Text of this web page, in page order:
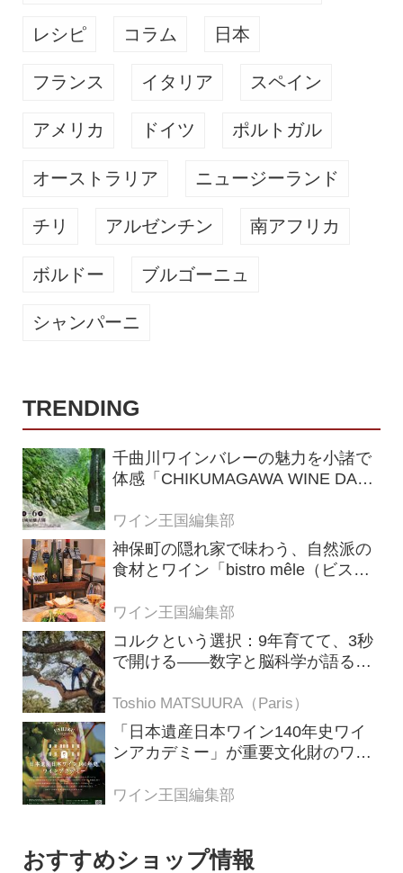
レシピ コラム 日本
フランス イタリア スペイン
アメリカ ドイツ ポルトガル
オーストラリア ニュージーランド
チリ アルゼンチン 南アフリカ
ボルドー ブルゴーニュ
シャンパーニ
TRENDING
千曲川ワインバレーの魅力を小諸で
体感「CHIKUMAGAWA WINE DAYS
ワイン王国編集部
神保町の隠れ家で味わう、自然派の
食材とワイン「bistro mêle（ビスト
ワイン王国編集部
コルクという選択：9年育てて、3秒
で開ける——数字と脳科学が語る栓
Toshio MATSUURA（Paris）
「日本遺産日本ワイン140年史ワイ
ンアカデミー」が重要文化財のワイ
（2026年6月28日応募締め切り）
ワイン王国編集部
おすすめショップ情報